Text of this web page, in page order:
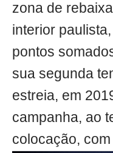
zona de
interior
pontos
sua segunda
estreia, em
campanha, ao
colocação,